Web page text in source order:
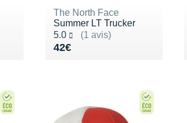
The North Face
Summer LT Trucker
5.0
(1 avis)
Noté 5.0 sur 5
42€
Vendu 42€